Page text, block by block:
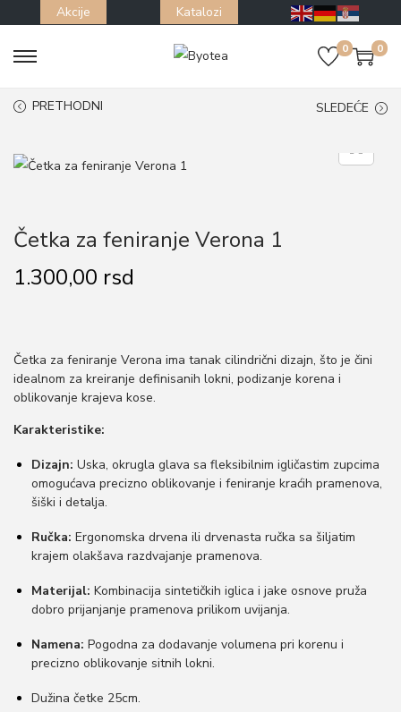
Akcije Katalozi
S
a
t
S
o
t
0 0
PRETHODNI SLEDEĆE
Četka za feniranje Verona 1
1.300,00 rsd
Četka za feniranje Verona ima tanak cilindrični dizajn, što je čini
idealnom za kreiranje definisanih lokni, podizanje korena i
oblikovanje krajeva kose.
Karakteristike:
Dizajn: Uska, okrugla glava sa fleksibilnim igličastim zupcima
omogućava precizno oblikovanje i feniranje kraćih pramenova,
šiški i detalja.
Ručka: Ergonomska drvena ili drvenasta ručka sa šiljatim
krajem olakšava razdvajanje pramenova.
Materijal: Kombinacija sintetičkih iglica i jake osnove pruža
dobro prijanjanje pramenova prilikom uvijanja.
Namena: Pogodna za dodavanje volumena pri korenu i
precizno oblikovanje sitnih lokni.
Dužina četke 25cm.